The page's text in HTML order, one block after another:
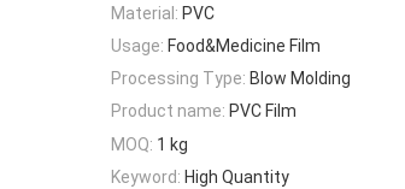
Material: PVC
Usage: Food&Medicine Film
Processing Type: Blow Molding
Product name: PVC Film
MOQ: 1 kg
Keyword: High Quantity